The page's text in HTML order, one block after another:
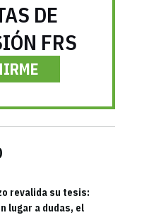
DE
FRS
revalida su tesis:
lugar a dudas, el